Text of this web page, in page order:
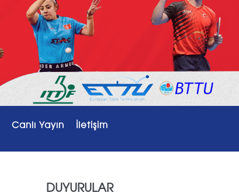
Canlı Yayın İletişim
DUYURULAR